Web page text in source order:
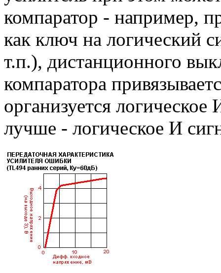
компаратор - например,
как ключ на логический
т.п.), дистанционного
компаратора
организуется
лучше - логическое И